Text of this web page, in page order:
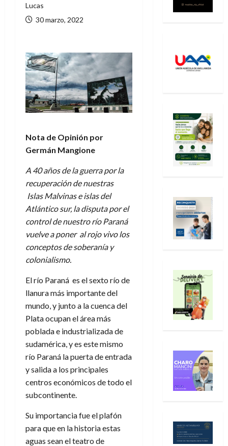
Lucas
30 marzo, 2022
Nota de Opinión por
Germán Mangione
A 40 años de la guerra por la
recuperación de nuestras
Islas Malvinas e islas del
Atlántico sur, la disputa por el
control de nuestro río Paraná
vuelve a poner al rojo vivo los
conceptos de soberanía y
colonialismo.
El río Paraná es el sexto río de
llanura más importante del
mundo, y junto a la cuenca del
Plata ocupan el área más
poblada e industrializada de
sudamérica, y es este mismo
río Paraná la puerta de entrada
y salida a los principales
centros económicos de todo el
subcontinente.
Su importancia fue el plafón
para que en la historia estas
aguas sean el teatro de